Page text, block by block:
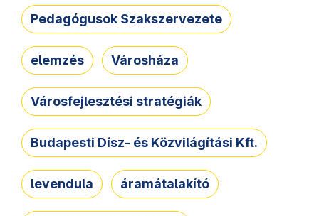
Pedagógusok Szakszervezete
elemzés Városháza
Városfejlesztési stratégiák
Budapesti Dísz- és Közvilágítási Kft.
levendula áramátalakító